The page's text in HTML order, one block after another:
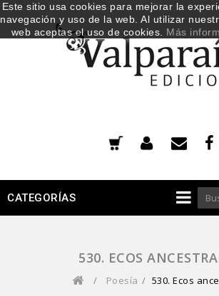
CATEGORÍAS
530. ECOS
/ Poesía / 530. Ecos
Este sitio usa cookies para mejorar la
navegación y uso de la web. Al utilizar
web aceptas el uso de cookies. Más